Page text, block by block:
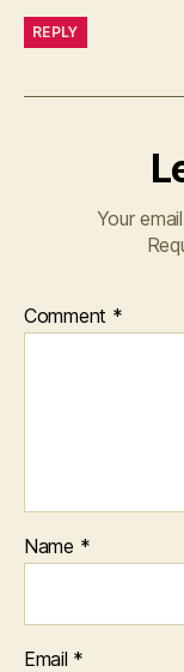
REPLY
Your
Comment *
Name *
Email *